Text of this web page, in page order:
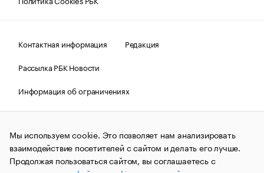
Контактная информация
Редакция
Рассылка РБК Новости
Информация об ограничениях
Правовая информация
О соблюдении авторских прав
© АО «РОСБИЗНЕСКОНСАЛТИНГ»,1995–2026.Сообщения
и материалы информационного агентства «РБК»
(зарегистрировано Федеральной службой по надзору в сфере
связи, информационных технологий и массовых
Мы используем cookie. Это позволяет нам анализировать
взаимодействие посетителей с сайтом и делать его лучше.
Продолжая пользоваться сайтом, вы соглашаетесь с